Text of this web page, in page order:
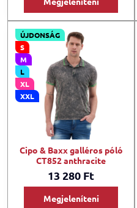
ÚJDONSÁG
S
M
L
XL
XXL
Cipo & Baxx galléros póló
CT852 anthracite
13 280 Ft
Megjeleníteni